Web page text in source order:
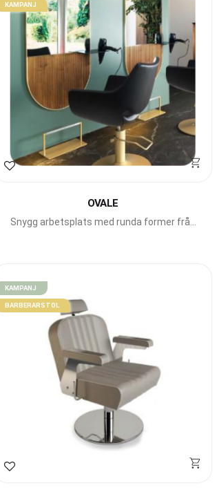
Lägg till i favoriter
OVALE
Snygg arbetsplats med runda former från
KAMPANJ
Lägg till i favoriter
KAMPANJ
BARBERARSTOL